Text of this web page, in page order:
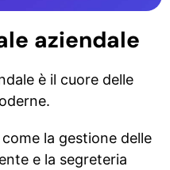
aziendale
è il cuore delle
la gestione delle
e la segreteria